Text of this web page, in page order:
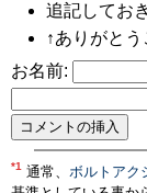
追記してお
↑ありがと
お名前:
*1 通常、 ボルトアク